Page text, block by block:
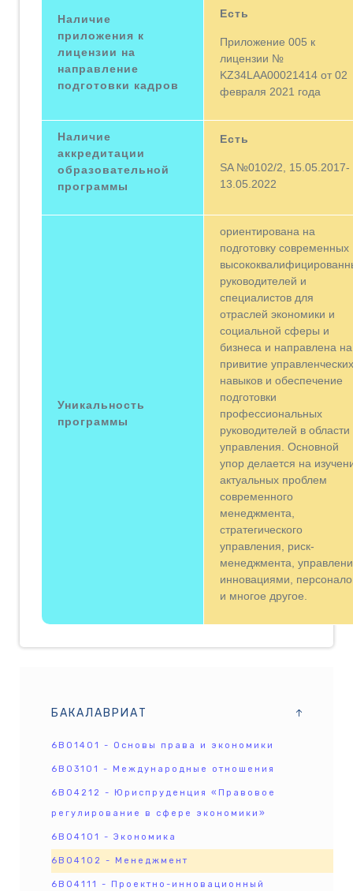
Наличие
приложения к
лицензии на
направление
подготовки кадров
Есть
Приложение 005 к
лицензии №
KZ34LAA00021414 от 02
февраля 2021 года
Наличие
аккредитации
образовательной
программы
Есть
SA №0102/2, 15.05.2017-
13.05.2022
Уникальность
программы
ориентирована на
подготовку современных
руководителей и
специалистов для
отраслей экономики и
социальной сферы и
бизнеса и направлена на
привитие управленческих
навыков и обеспечение
подготовки
профессиональных
руководителей в области
управления. Основной
упор делается на
актуальных проблем
современного
менеджмента,
стратегического
управления, риск-
менеджмента,
инновациями,
и многое другое.
БАКАЛАВРИАТ
6B01401 - Основы права и экономики
6B03101 - Международные отношения
6B04212 - Юриспруденция «Правовое
регулирование в сфере экономики»
6B04101 - Экономика
6B04102 - Менеджмент
6B04111 - Проектно-инновационный